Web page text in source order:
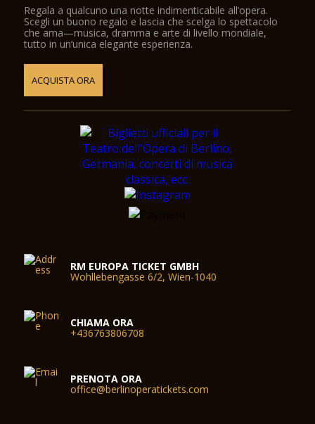
Regala a qualcuno una notte indimenticabile all’opera.
Scegli un buono regalo e lascia che scelga lo spettacolo
che ama—musica, dramma e arte di livello mondiale,
tutto in un’unica elegante esperienza.
ACQUISTA ORA
RM EUROPA TICKET GMBH
Wohllebengasse 6/2, Wien-1040
CHIAMA ORA
+436763806708
PRENOTA ORA
office@berlinoperatickets.com